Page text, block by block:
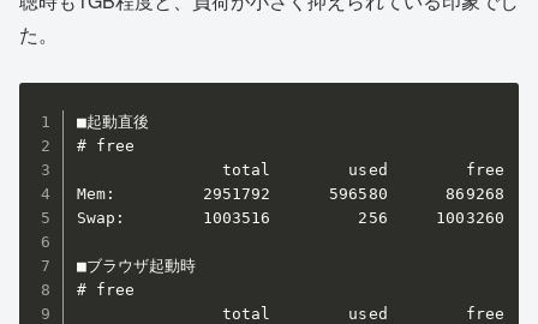
た。
■起動直後
# free
total        used        free
Mem:         2951792      596580      869268
Swap:        1003516         256     1003260
■ブラウザ起動時
# free
total        used        free